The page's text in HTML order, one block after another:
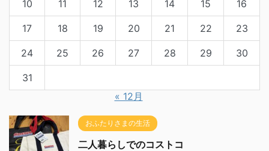
10 11 12 13 14 15 16
17 18 19 20 21 22 23
24 25 26 27 28 29 30
31
« 12月
おふたりさまの生活
二人暮らしでのコストコ